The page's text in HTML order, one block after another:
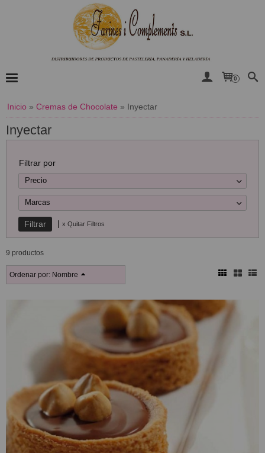
0
Inicio » Cremas de Chocolate » Inyectar
Inyectar
Filtrar por
Precio
Marcas
| x Quitar Filtros
9 productos
Ordenar por: Nombre